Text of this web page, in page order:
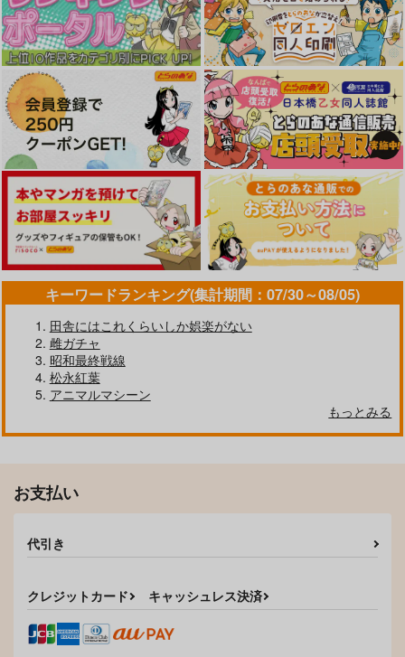
キーワードランキング(集計期間：07/30～08/05)
田舎にはこれくらいしか娯楽がない
雌ガチャ
昭和最終戦線
松永紅葉
アニマルマシーン
もっとみる
お支払い
代引き
クレジットカード キャッシュレス決済